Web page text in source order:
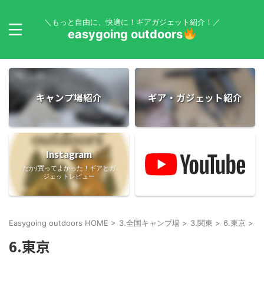
＼もっと自由に、快適に！ギアガジェット紹介！／
easygoing outdoors
キャンプ場紹介 ギア・ガジェット紹介
Instagram
たか/買ってよかった！ギアとガ
ジェットレビュー
Easygoing outdoors HOME > 3.全国キャンプ場 > 3.関東 > 6.東京 >
6.東京